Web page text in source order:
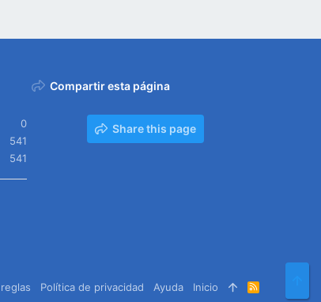
0
541
541
Compartir esta página
Share this page
Política de privacidad Ayuda Inicio
R